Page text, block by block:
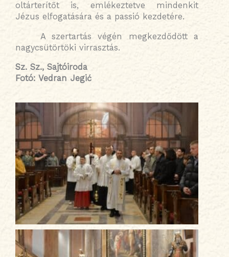
oltárterítőt is, emlékeztetve mindenkit
Jézus elfogatására és a passió kezdetére.
A szertartás végén megkezdődött a
nagycsütörtöki virrasztás.
Sz. Sz., Sajtóiroda
Fotó: Vedran Jegić